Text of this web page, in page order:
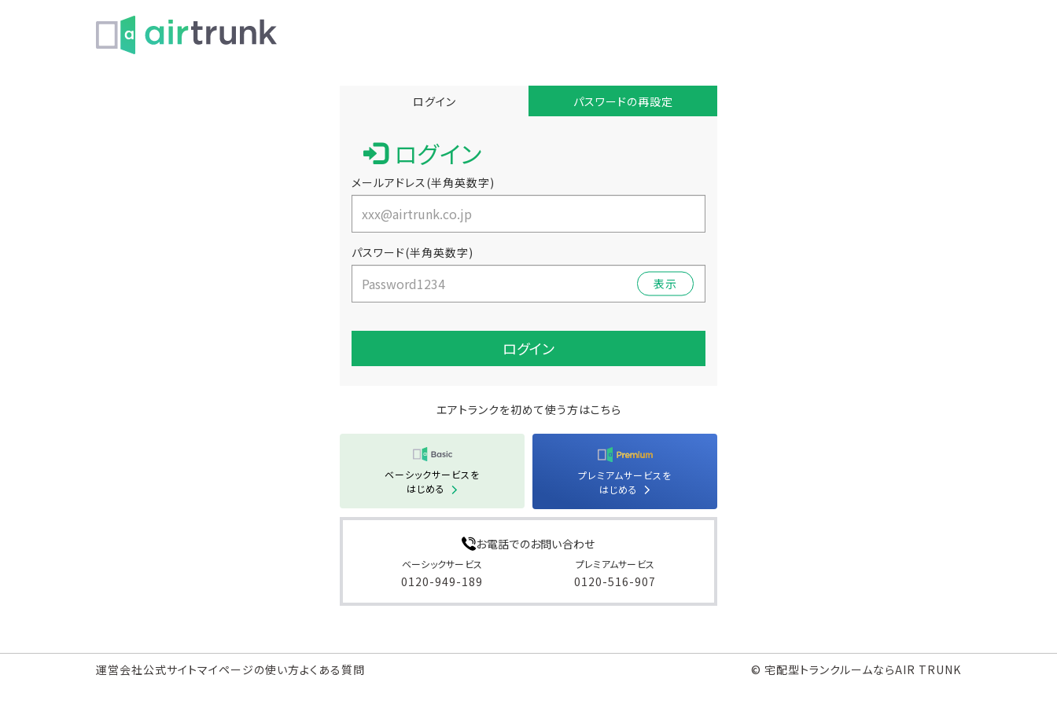
ログイン パスワードの再設定
ログイン
メールアドレス(半角英数字)
パスワード(半角英数字)
表示
ログイン
エアトランクを初めて使う方はこちら
ベーシックサービスを
はじめる
プレミアムサービスを
はじめる
お電話でのお問い合わせ
ベーシックサービス
0120-949-189
プレミアムサービス
0120-516-907
運営会社公式サイトマイページの使い方よくある質問 © 宅配型トランクルームならAIR TRUNK